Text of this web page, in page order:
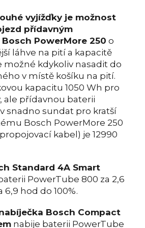
vyjížďky je možnost
přídavným
PowerMore 250 o
láhve na pití a kapacitě
možné kdykoliv nasadit do
v místě košíku na pití.
kapacitu 1050 Wh pro
ale přídavnou baterii
snadno sundat pro kratší
Bosch PowerMore 250
kabel) je 12990
Standard 4A Smart
PowerTube 800 za 2,6
6,9 hod do 100%.
Bosch Compact
nabije baterii PowerTube